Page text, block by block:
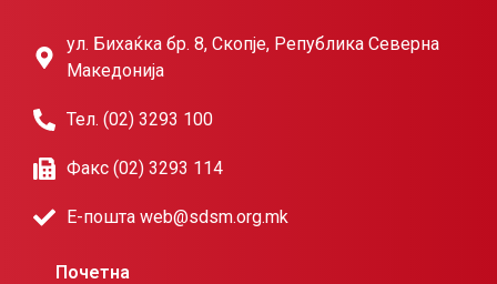
ул. Бихаќка бр. 8, Скопје, Република Северна
Македонија
Тел. (02) 3293 100
Факс (02) 3293 114
Е-пошта web@sdsm.org.mk
Почетна